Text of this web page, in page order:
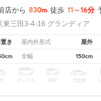
店から 830m 徒歩 11～16分
東三田3-4-16 グランディア
き 屋内外形式 屋外
全幅 150cm
ボックス SUV 大型車